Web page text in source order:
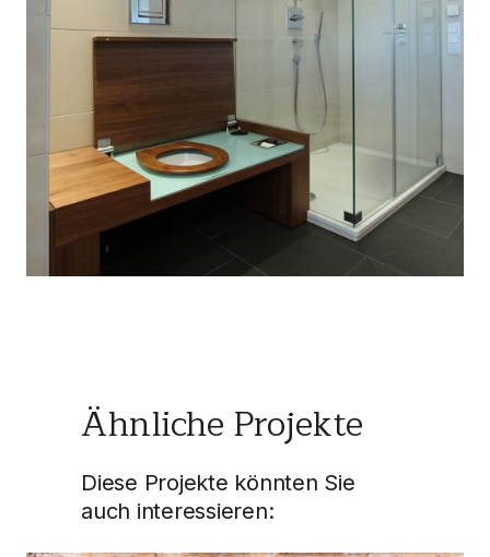
Ähnliche Projekte
Diese Projekte könnten Sie
auch interessieren: